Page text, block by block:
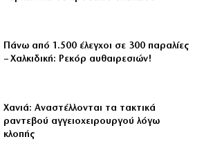
Πάνω από 1.500 έλεγχοι σε 300 παραλίες
– Χαλκιδική: Ρεκόρ αυθαιρεσιών!
Χανιά: Αναστέλλονται τα τακτικά
ραντεβού αγγειοχειρουργού λόγω
κλοπής